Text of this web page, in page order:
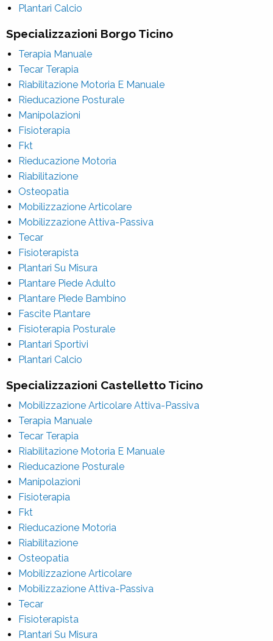
Plantari Calcio
Specializzazioni Borgo Ticino
Terapia Manuale
Tecar Terapia
Riabilitazione Motoria E Manuale
Rieducazione Posturale
Manipolazioni
Fisioterapia
Fkt
Rieducazione Motoria
Riabilitazione
Osteopatia
Mobilizzazione Articolare
Mobilizzazione Attiva-Passiva
Tecar
Fisioterapista
Plantari Su Misura
Plantare Piede Adulto
Plantare Piede Bambino
Fascite Plantare
Fisioterapia Posturale
Plantari Sportivi
Plantari Calcio
Specializzazioni Castelletto Ticino
Mobilizzazione Articolare Attiva-Passiva
Terapia Manuale
Tecar Terapia
Riabilitazione Motoria E Manuale
Rieducazione Posturale
Manipolazioni
Fisioterapia
Fkt
Rieducazione Motoria
Riabilitazione
Osteopatia
Mobilizzazione Articolare
Mobilizzazione Attiva-Passiva
Tecar
Fisioterapista
Plantari Su Misura